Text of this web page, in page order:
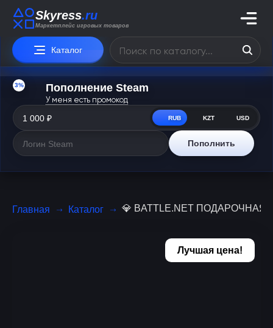
Skyress.ru
Маркетплейс игровых товаров
Каталог
3% Пополнение Steam
У меня есть промокод
RUB KZT USD
Пополнить
Главная Каталог 💎 BATTLE.NET ПОДАРОЧНАЯ
Лучшая цена!